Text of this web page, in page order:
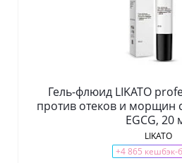
Гель-флюид LIKATO
против отеков и морщин
EGCG, 20
LIKATO
+4 865 кешбэк-